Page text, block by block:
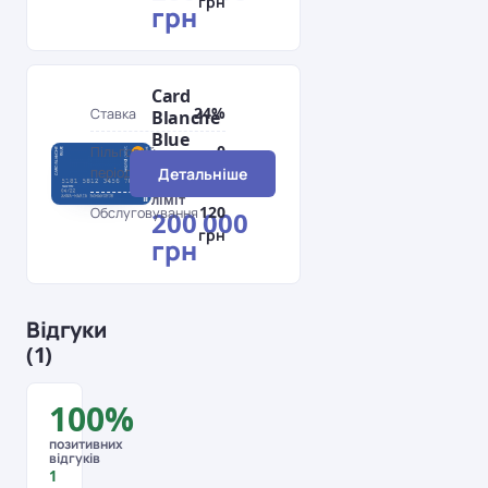
грн
Card
Blanche
Blue
Кредитний
ліміт
200 000
грн
Ставка 24%
Пільговий
період
0
дн.
Обслуговування120
грн
Детальніше
Відгуки
(1)
100%
позитивних
відгуків
1